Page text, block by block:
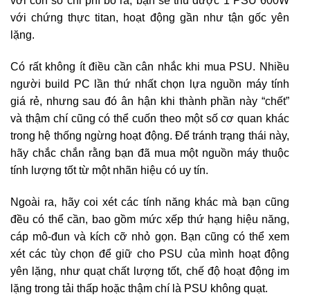
với chứng thực titan, hoạt động gần như tận gốc yên
lặng.
Có rất không ít điều cần cân nhắc khi mua PSU. Nhiều
người build PC lần thứ nhất chọn lựa nguồn máy tính
giá rẻ, nhưng sau đó ân hận khi thành phần này “chết”
và thậm chí cũng có thể cuốn theo một số cơ quan khác
trong hệ thống ngừng hoạt động. Để tránh trạng thái này,
hãy chắc chắn rằng bạn đã mua một nguồn máy thuộc
tính lượng tốt từ một nhãn hiệu có uy tín.
Ngoài ra, hãy coi xét các tính năng khác mà bạn cũng
đều có thể cần, bao gồm mức xếp thứ hạng hiệu năng,
cáp mô-đun và kích cỡ nhỏ gọn. Bạn cũng có thể xem
xét các tùy chọn để giữ cho PSU của mình hoạt động
yên lặng, như quạt chất lượng tốt, chế độ hoạt động im
lặng trong tải thấp hoặc thậm chí là PSU không quạt.